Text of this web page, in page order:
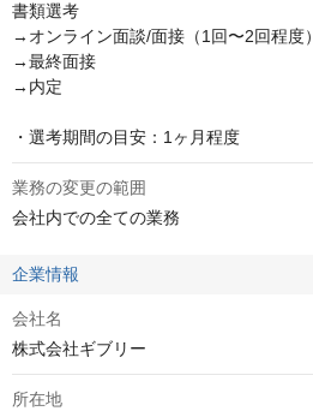
書類選考
→オンライン面談/面接（1回〜2回程度）
→最終面接
→内定
・選考期間の目安：1ヶ月程度
業務の変更の範囲
会社内での全ての業務
企業情報
会社名
株式会社ギブリー
所在地